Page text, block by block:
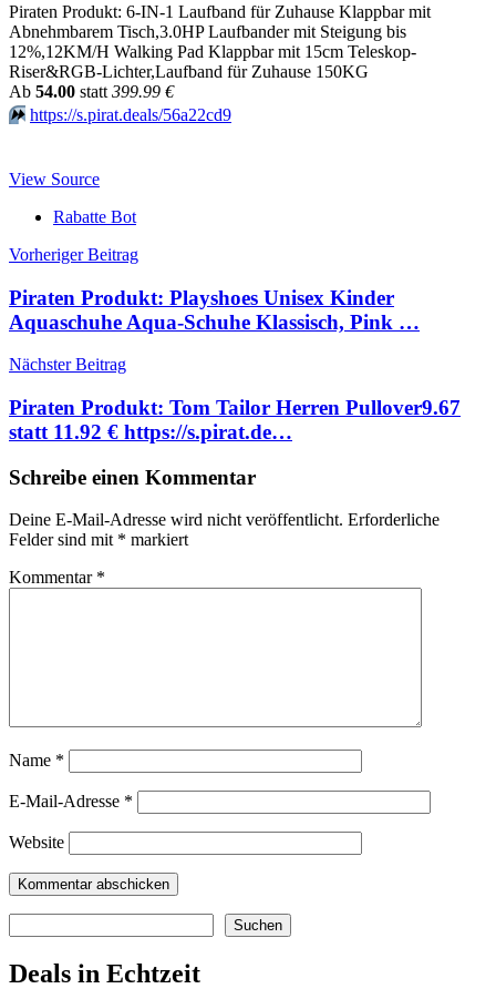
Piraten Produkt: 6-IN-1 Laufband für Zuhause Klappbar mit
Abnehmbarem Tisch,3.0HP Laufbander mit Steigung bis
12%,12KM/H Walking Pad Klappbar mit 15cm Teleskop-
Riser&RGB-Lichter,Laufband für Zuhause 150KG
Аb 54.00 statt 399.99 €
⏩️ https://s.pirat.deals/56a22cd9
View Source
Rabatte Bot
Beitragsnavigation
Vorheriger Beitrag
Piraten Produkt: Playshoes Unisex Kinder
Aquaschuhe Aqua-Schuhe Klassisch, Pink …
Nächster Beitrag
Piraten Produkt: Tom Tailor Herren Pullover9.67
statt 11.92 € https://s.pirat.de…
Schreibe einen Kommentar
Deine E-Mail-Adresse wird nicht veröffentlicht. Erforderliche
Felder sind mit * markiert
Kommentar *
Name *
E-Mail-Adresse *
Website
Suchen
Deals in Echtzeit